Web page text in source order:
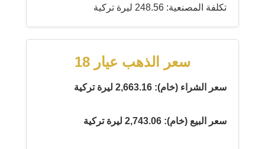
تكلفة المصنعية: 248.56 ليرة تركية
سعر الذهب عيار 18
سعر الشراء (خام): 2,663.16 ليرة تركية
سعر البيع (خام): 2,743.06 ليرة تركية